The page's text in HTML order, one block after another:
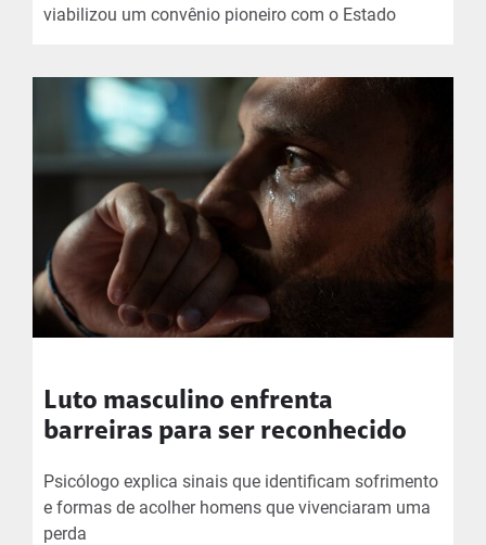
viabilizou um convênio pioneiro com o Estado
Luto masculino enfrenta
barreiras para ser reconhecido
Psicólogo explica sinais que identificam sofrimento
e formas de acolher homens que vivenciaram uma
perda